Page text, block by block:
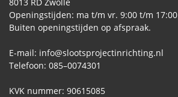
Openingstijden: ma t/m vr. 9:00 t/m 17:00
Buiten openingstijden op afspraak.
E-mail: info@slootsprojectinrichting.nl
Telefoon: 085–0074301
KVK nummer: 90615085